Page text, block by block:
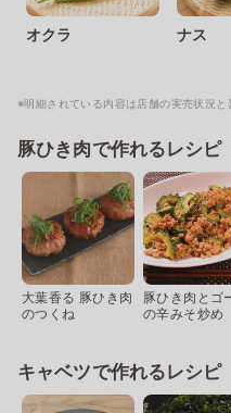
オクラ ナス
※明細されている内容は店舗の実売状況と
豚ひき肉で作れるレシピ
大葉香る 豚ひき肉
のつくね
豚ひき肉とゴ
の辛みそ炒め
キャベツで作れるレシピ